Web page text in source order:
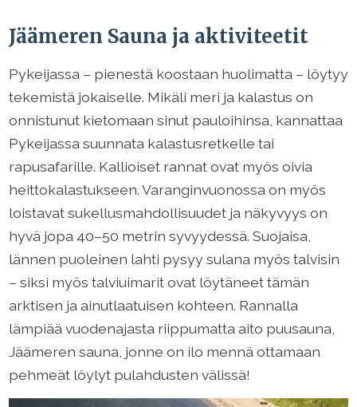
Jäämeren Sauna ja aktiviteetit
Pykeijassa – pienestä koostaan huolimatta – löytyy
tekemistä jokaiselle. Mikäli meri ja kalastus on
onnistunut kietomaan sinut pauloihinsa, kannattaa
Pykeijassa suunnata kalastusretkelle tai
rapusafarille. Kallioiset rannat ovat myös oivia
heittokalastukseen. Varanginvuonossa on myös
loistavat sukellusmahdollisuudet ja näkyvyys on
hyvä jopa 40–50 metrin syvyydessä. Suojaisa,
lännen puoleinen lahti pysyy sulana myös talvisin
– siksi myös talviuimarit ovat löytäneet tämän
arktisen ja ainutlaatuisen kohteen. Rannalla
lämpiää vuodenajasta riippumatta aito puusauna,
Jäämeren sauna, jonne on ilo mennä ottamaan
pehmeät löylyt pulahdusten välissä!